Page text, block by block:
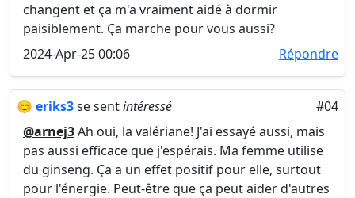
changent et ça m'a vraiment aidé à dormir
paisiblement. Ça marche pour vous aussi?
2024-Apr-25 00:06
Répondre
😊 eriks3se sentintéressé
#04
@arnej3Ah oui, la valériane! J'ai essayé aussi, mais
pas aussi efficace que j'espérais. Ma femme utilise
du ginseng. Ça a un effet positif pour elle, surtout
pour l'énergie. Peut-être que ça peut aider d'autres